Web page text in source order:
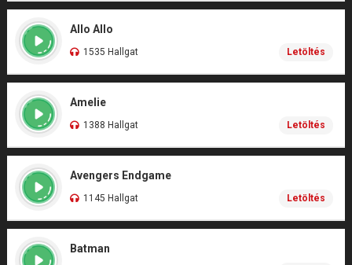
Allo Allo
1535 Hallgat Letöltés
Amelie
1388 Hallgat Letöltés
Avengers Endgame
1145 Hallgat Letöltés
Batman